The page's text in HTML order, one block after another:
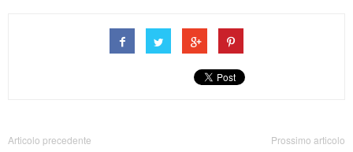
Articolo precedente Prossimo articolo